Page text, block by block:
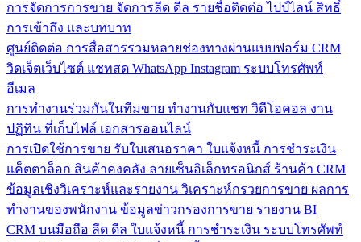
การจัดการการขาย จัดการลีด ดีล รายชื่อติดต่อ ไปป์ไลน์ สิทธิ์
การเข้าถึง และบทบาท
ศูนย์ติดต่อ การสื่อสารรวมหลายช่องทางผ่านแบบฟอร์ม CRM
วิดเจ็ตเว็บไซต์ แชทสด WhatsApp Instagram ระบบโทรศัพท์
อีเมล
การทำงานร่วมกันในทีมขาย ทำงานกับแชท วิดีโอคอล งาน
ปฏิทิน ที่เก็บไฟล์ เอกสารออนไลน์
การเปิดใช้การขาย รับใบเสนอราคา ใบแจ้งหนี้ การชำระเงิน
แค็ตตาล็อก สินค้าคงคลัง ลายเซ็นอิเล็กทรอนิกส์ ร้านค้า CRM
ข้อมูลเชิงวิเคราะห์และรายงาน วิเคราะห์กรวยการขาย ผลการ
ทำงานของพนักงาน ข้อมูลข่าวกรองการขาย รายงาน BI
CRM บนมือถือ ลีด ดีล ใบแจ้งหนี้ การชำระเงิน ระบบโทรศัพท์